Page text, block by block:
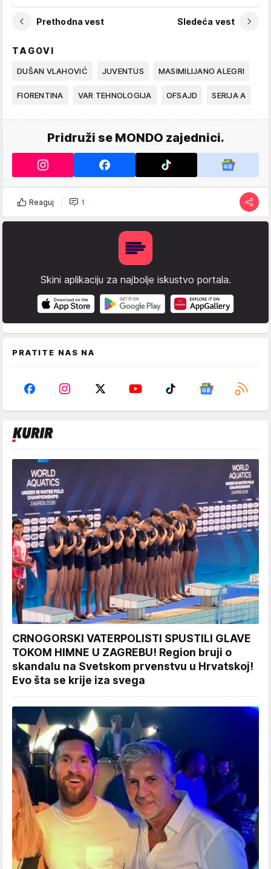
Prethodna vest Sledeća vest
TAGOVI
DUŠAN VLAHOVIĆ JUVENTUS MASIMILIJANO ALEGRI
FIORENTINA VAR TEHNOLOGIJA OFSAJD SERIJA A
Pridruži se MONDO zajednici.
Reaguj 1
Skini aplikaciju za najbolje iskustvo portala.
PRATITE NAS NA
CRNOGORSKI VATERPOLISTI SPUSTILI GLAVE
TOKOM HIMNE U ZAGREBU! Region bruji o
skandalu na Svetskom prvenstvu u Hrvatskoj!
Evo šta se krije iza svega